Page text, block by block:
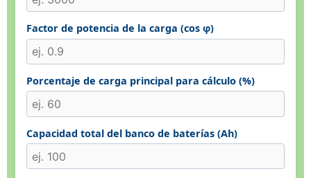
Factor de potencia de la carga (cos φ)
Porcentaje de carga principal para cálculo (%)
Capacidad total del banco de baterías (Ah)